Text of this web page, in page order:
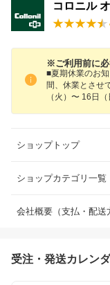
コロニル
※ご利用前に
■夏期休業のお
間、休業とさせ
（火）〜 16日
ショップトップ
ショップカテゴリ一覧
会社概要（支払・配送
受注・発送カレン